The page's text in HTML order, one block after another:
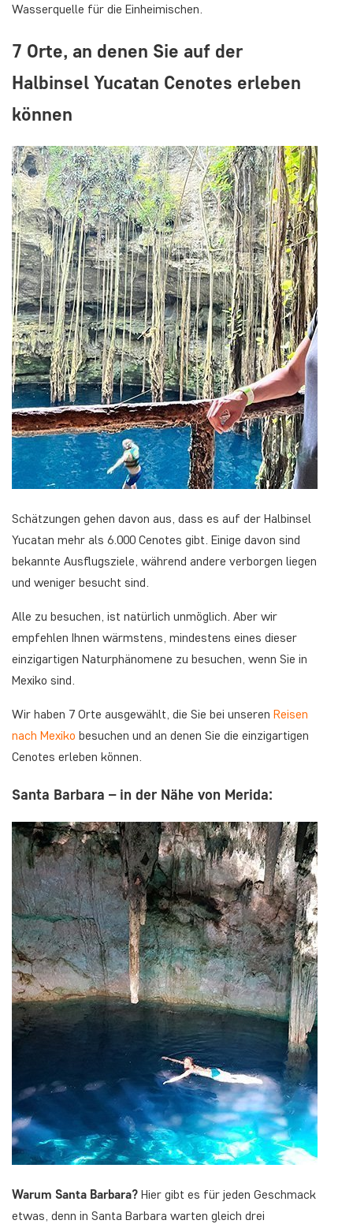
Wasserquelle für die Einheimischen.
7 Orte, an denen Sie auf der
Halbinsel Yucatan Cenotes erleben
können
Schätzungen gehen davon aus, dass es auf der Halbinsel
Yucatan mehr als 6.000 Cenotes gibt. Einige davon sind
bekannte Ausflugsziele, während andere verborgen liegen
und weniger besucht sind.
Alle zu besuchen, ist natürlich unmöglich. Aber wir
empfehlen Ihnen wärmstens, mindestens eines dieser
einzigartigen Naturphänomene zu besuchen, wenn Sie in
Mexiko sind.
Wir haben 7 Orte ausgewählt, die Sie bei unseren Reisen
nach Mexiko besuchen und an denen Sie die einzigartigen
Cenotes erleben können.
Santa Barbara – in der Nähe von Merida:
Warum Santa Barbara? Hier gibt es für jeden Geschmack
etwas, denn in Santa Barbara warten gleich drei